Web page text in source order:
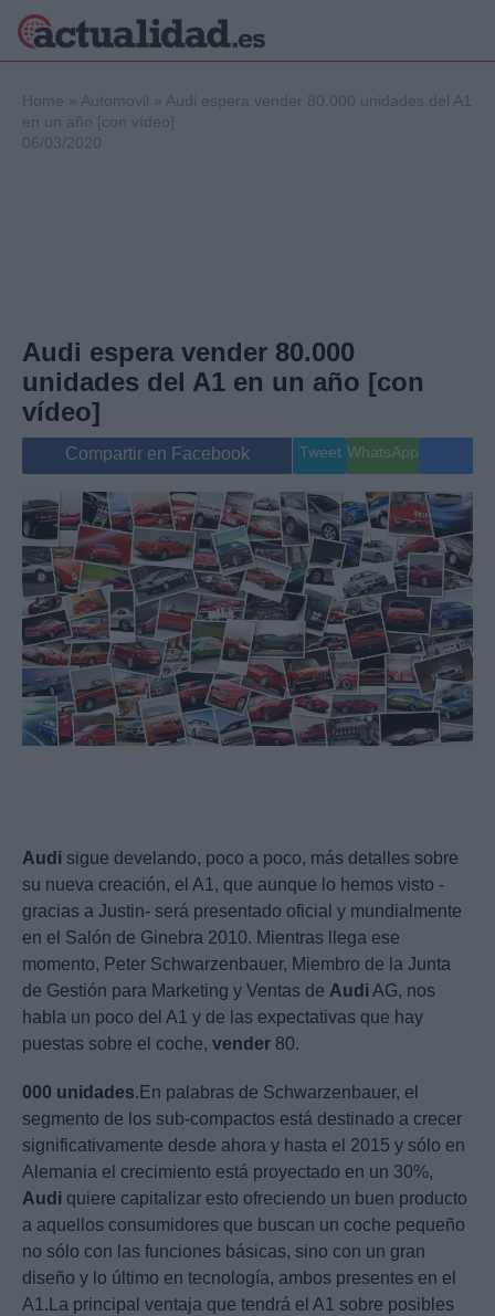
Internacional
Viajes
Gente
Musica
Home » Automovil » Audi espera vender 80.000 unidades del A1
en un año [con vídeo]
06/03/2020
Audi espera vender 80.000
unidades del A1 en un año [con
vídeo]
Compartir en Facebook Tweet WhatsApp
Audi sigue develando, poco a poco, más detalles sobre
su nueva creación, el A1, que aunque lo hemos visto -
gracias a Justin- será presentado oficial y mundialmente
en el Salón de Ginebra 2010. Mientras llega ese
momento, Peter Schwarzenbauer, Miembro de la Junta
de Gestión para Marketing y Ventas de Audi AG, nos
habla un poco del A1 y de las expectativas que hay
puestas sobre el coche, vender 80.
000 unidades.En palabras de Schwarzenbauer, el
segmento de los sub-compactos está destinado a crecer
significativamente desde ahora y hasta el 2015 y sólo en
Alemania el crecimiento está proyectado en un 30%,
Audi quiere capitalizar esto ofreciendo un buen producto
a aquellos consumidores que buscan un coche pequeño
no sólo con las funciones básicas, sino con un gran
diseño y lo último en tecnología, ambos presentes en el
A1.La principal ventaja que tendrá el A1 sobre posibles